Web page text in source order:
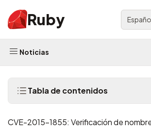
Ruby
Noticias
Tabla de contenidos
CVE-2015-1855: Verificación de